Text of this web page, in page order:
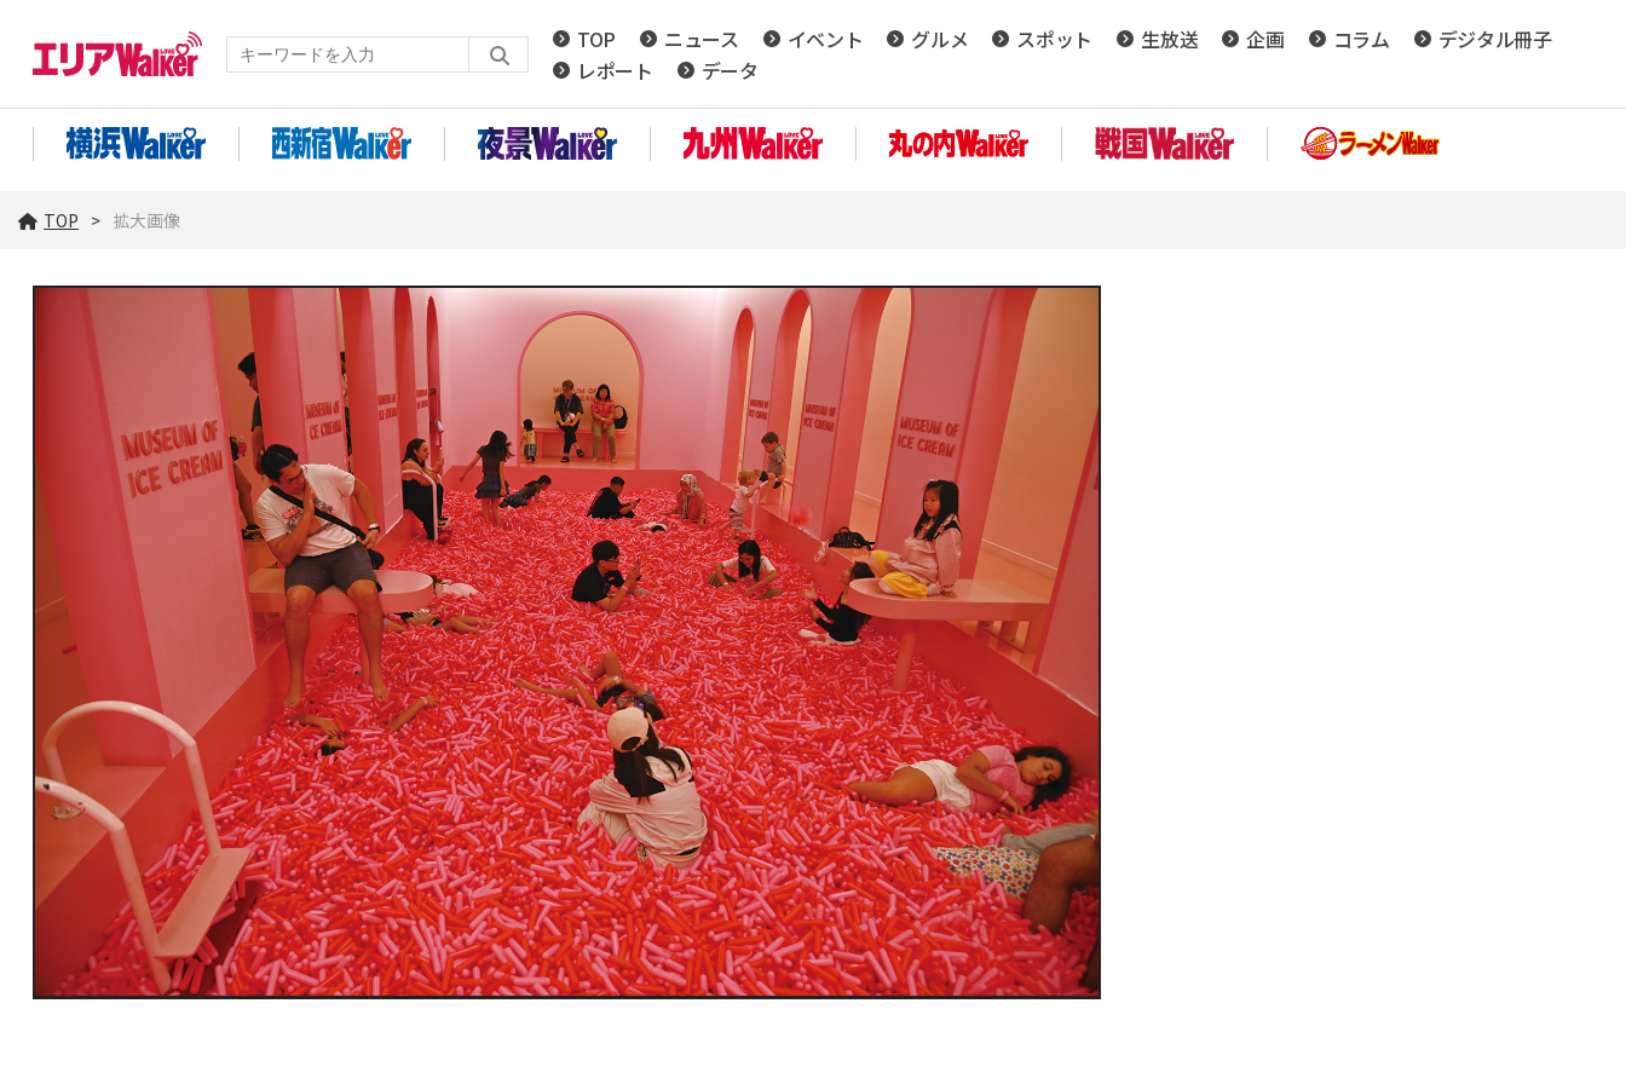
TOP ニュース イベント グルメ スポット 生放送 企画 コラム
デジタル冊子
レポート
データ
TOP 拡大画像